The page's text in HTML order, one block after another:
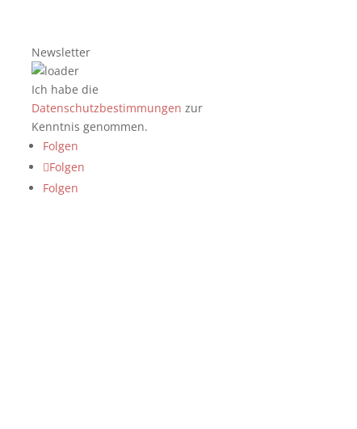
Newsletter
Ich habe die
Datenschutzbestimmungen zur
Kenntnis genommen.
Folgen
Folgen
Folgen